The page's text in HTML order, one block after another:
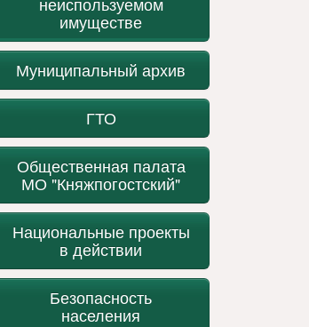
имуществе
Муниципальный архив
ГТО
Общественная палата
МО "Княжпогостский"
Национальные проекты
в действии
Безопасность
населения